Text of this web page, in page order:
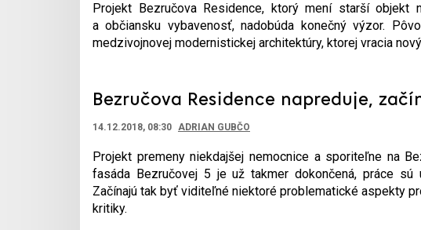
Projekt Bezručova Residence, ktorý mení starší objekt
a občiansku vybavenosť, nadobúda konečný výzor.
medzivojnovej modernistickej architektúry, ktorej vracia
Bezručova Residence napreduje,
14.12.2018, 08:30 ADRIAN GUBČO
Projekt premeny niekdajšej nemocnice a sporiteľne na
fasáda Bezručovej 5 je už takmer dokončená, práce sú
Začínajú tak byť viditeľné niektoré problematické aspekty
kritiky.